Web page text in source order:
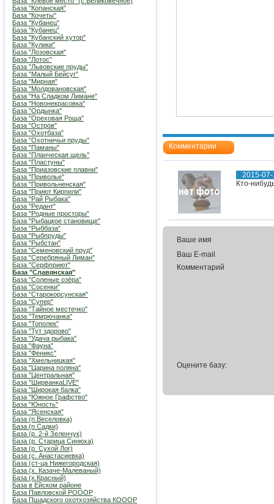
База "Копанская"
База "Кочеты"
База "Кубанец"
База "Кубанец"
База "Кубанский хутор"
База "Кулики"
База "Лозовская"
База "Лотос"
База "Львовские пруды"
База "Малый Бейсуг"
База "Мирная"
База "Молдовановская"
База "На Сладком Лимане"
База "Новонекрасовка"
База "Ордынка"
База "Ореховая Роща"
База "Остров"
База "Охотбаза"
База "Охотничьи пруды"
База "Паманы"
База "Планческая щель"
База "Пластуны"
База "Приазовские плавни"
База "Приволье"
База "Привольненская"
База "Приют Кирпили"
База "Рай Рыбака"
База "Редант"
База "Родные просторы"
База "Рыбацкое становище"
База "Рыббаза"
База "Рыбпруды"
База "Рыбстан"
База "Семеновский пруд"
База "Серебряный Лиман"
База "Серфприют"
База "Славянская"
База "Соленые озёра"
База "Сосенки"
База "Старокорсунская"
База "Супер"
База "Тайное местечко"
База "Темрючанка"
База "Тополек"
База "Тут здорово"
База "Удача рыбака"
База "Фауна"
База "Феникс"
База "Хмельницкая"
База "Царина поляна"
База "Центральная"
База "ШирванкаLIVE"
База "Широкая балка"
База "Южное Графство"
База "Юность"
База "Ясенская"
База (п.Веселовка)
База (п.Садки)
База (р. 2-й Зеленчук)
База (р. Старица Синюха)
База (р. Сухой Лог)
База (с. Анастасиевка)
База (ст-ца Нижегородская)
База (х. Казаче-Малеваный)
База (х.Красный)
База в Ейском районе
База Павловской РОООР
База Пшадского охотхозяйства КОООР
Комментарии
2015-
Кто-
Ваше имя
Ваш E-mail
Комментарий
Оцените базу: